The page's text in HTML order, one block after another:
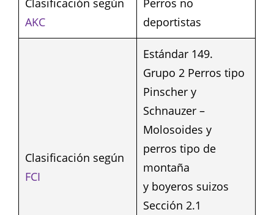
Clasificación según
AKC
Perros no
deportistas
Clasificación según
FCI
Estándar 149.
Grupo 2 Perros tipo
Pinscher y
Schnauzer –
Molosoides y
perros tipo de
montaña
y boyeros suizos
Sección 2.1